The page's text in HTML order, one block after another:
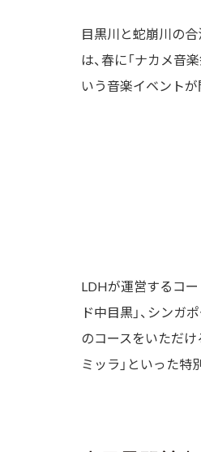
目黒川と蛇崩川の合
は、春に「ナカメ音
いう音楽イベントが
LDHが運営するコー
ド中目黒」、シンガ
のコースをいただけ
ミッラ」といった特